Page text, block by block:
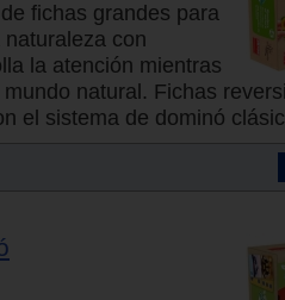
fichas grandes para
con
la atención mientras
natural. Fichas
el sistema de dominó